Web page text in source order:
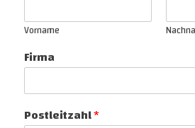
Vorname
Firma
Postleitzahl*